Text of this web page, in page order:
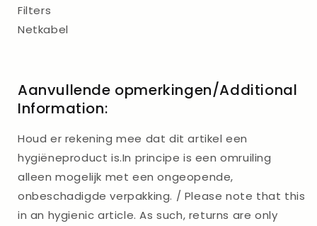
Filters
Netkabel
Aanvullende opmerkingen/Additional
Information:
Houd er rekening mee dat dit artikel een
hygiëneproduct is.In principe is een omruiling
alleen mogelijk met een ongeopende,
onbeschadigde verpakking. / Please note that this
in an hygienic article. As such, returns are only